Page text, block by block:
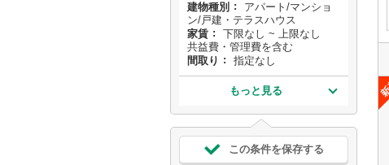
建物種別
アパート/マンショ
ン/戸建・テラスハウス
家賃
下限なし ~ 上限なし
共益費・管理費を含む
間取り
指定なし
もっと見る
この条件を保存する